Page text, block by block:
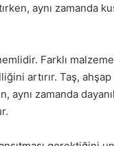
aynı zamanda
Farklı
artırır. Taş,
zamanda